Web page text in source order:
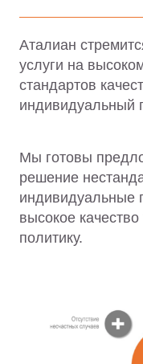
Аталиан
услуги на
стандартов
индивидуальный
Мы готовы
решение
индивидуальные
высокое
политику.